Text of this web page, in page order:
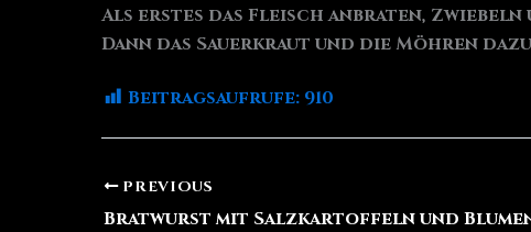
Als erstes das Fleisch anbraten,
Dann das Sauerkraut und die Möhren
Beitragsaufrufe: 910
PREVIOUS
Bratwurst mit Salzkartoffeln und